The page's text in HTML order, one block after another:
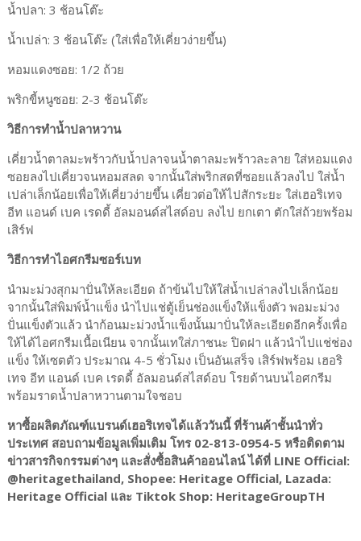
น้ำปลา: 3 ช้อนโต๊ะ
น้ำเปล่า: 3 ช้อนโต๊ะ (ใส่เพื่อให้เคี่ยวง่ายขึ้น)
หอมแดงซอย: 1/2 ถ้วย
พริกขี้หนูซอย: 2-3 ช้อนโต๊ะ
วิธีการทำน้ำปลาหวาน
เคี่ยวน้ำตาลมะพร้าวกับน้ำปลาจนน้ำตาลมะพร้าวละลาย ใส่หอมแดง
ซอยลงไปเคี่ยวจนหอมสลด จากนั้นใส่พริกสดที่ซอยแล้วลงไป ใส่น้ำ
เปล่าเล็กน้อยเพื่อให้เคี่ยวง่ายขึ้น เคี่ยวต่อให้ไปสักระยะ ใส่เฮอริเทจ
อีท แอนด์ เบค เรดดี้ อัลมอนด์สไสด์อบ ลงไป ยกเตา ตักใส่ถ้วยพร้อม
เสิร์ฟ
วิธีการทำไอศกรีมซอร์เบท
นำมะม่วงสุกมาปั่นให้ละเอียด ถ้าข้นไปให้ใส่น้ำเปล่าลงไปเล็กน้อย
จากนั้นใส่พิมพ์น้ำแข็ง นำไปแช่ตู้เย็นช่องแข็งให้แข็งตัว พอมะม่วง
ปั่นแข็งตัวแล้ว นำก้อนมะม่วงน้ำแข็งนั้นมาปั่นให้ละเอียดอีกครั้งเพื่อ
ให้ได้ไอศกรีมเนื้อเนียน จากนั้นเทใส่ภาชนะ ปิดฝา แล้วนำไปแช่ช่อง
แข็ง ให้เซตตัว ประมาณ 4-5 ชั่วโมง เป็นอันเสร็จ เสิร์ฟพร้อม เฮอริ
เทจ อีท แอนด์ เบค เรดดี้ อัลมอนด์สไสด์อบ โรยด้านบนไอศกรีม
พร้อมราดน้ำปลาหวานตามใจชอบ
หาซื้อผลิตภัณฑ์แบรนด์เฮอริเทจได้แล้ววันนี้ ที่ร้านค้าชั้นนำทั่ว
ประเทศ สอบถามข้อมูลเพิ่มเติม โทร 02-813-0954-5 หรือติดตาม
ข่าวสารกิจกรรมต่างๆ และสั่งซื้อสินค้าออนไลน์ ได้ที่ LINE Official:
@heritagethailand, Shopee: Heritage Official, Lazada:
Heritage Official และ Tiktok Shop: HeritageGroupTH